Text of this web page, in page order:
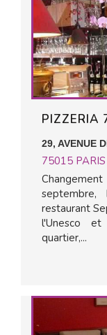
PIZZERIA
29, AVENUE
75015
restaurant
l'Unesco
quartier,...